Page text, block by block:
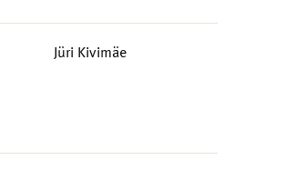
Jüri Kivimäe